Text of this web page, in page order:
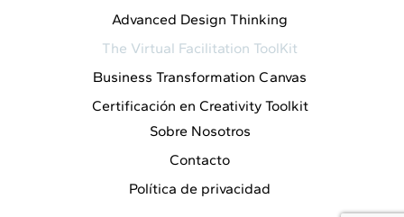
Advanced Design Thinking
The Virtual Facilitation ToolKit
Business Transformation Canvas
Certificación en Creativity Toolkit
Sobre Nosotros
Contacto
Política de privacidad